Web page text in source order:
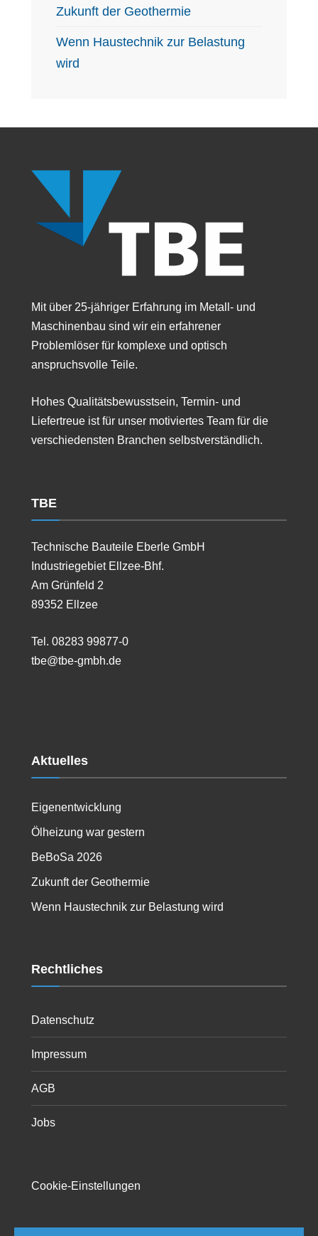
Zukunft der Geothermie
Wenn Haustechnik zur Belastung
wird
Mit über 25-jähriger Erfahrung im Metall- und
Maschinenbau sind wir ein erfahrener
Problemlöser für komplexe und optisch
anspruchsvolle Teile.
Hohes Qualitätsbewusstsein, Termin- und
Liefertreue ist für unser motiviertes Team für die
verschiedensten Branchen selbstverständlich.
TBE
Technische Bauteile Eberle GmbH
Industriegebiet Ellzee-Bhf.
Am Grünfeld 2
89352 Ellzee
Tel. 08283 99877-0
tbe@tbe-gmbh.de
Aktuelles
Eigenentwicklung
Ölheizung war gestern
BeBoSa 2026
Zukunft der Geothermie
Wenn Haustechnik zur Belastung wird
Rechtliches
Datenschutz
Impressum
AGB
Jobs
Cookie-Einstellungen